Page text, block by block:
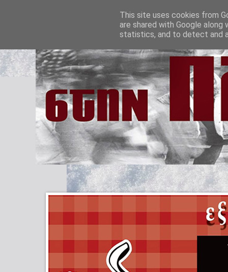
This site uses cookies from
are shared with Google
statistics, and to detect and